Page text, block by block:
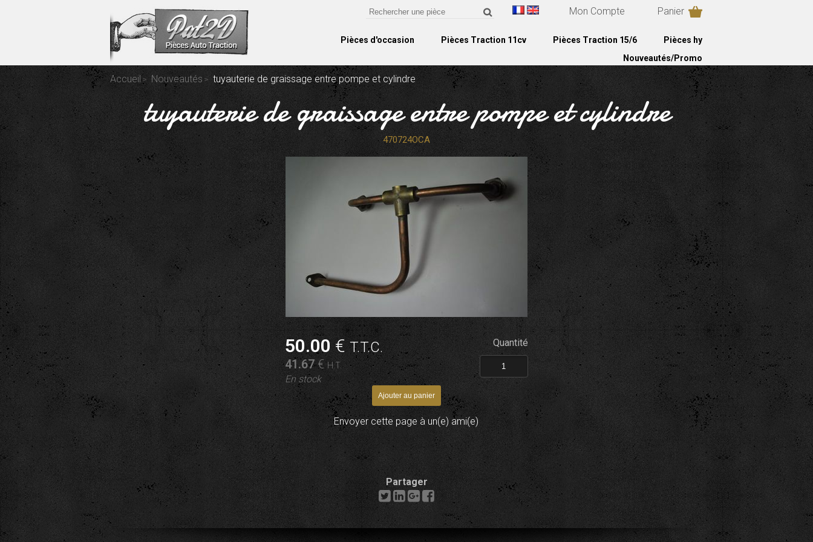
Mon Compte Panier
Pièces d'occasion Pièces Traction 11cv Pièces Traction 15/6
Pièces hy
Nouveautés/Promo
Accueil Nouveautés tuyauterie de graissage entre pompe et cylindre
tuyauterie de graissage entre pompe et cylindre
470724OCA
50.00 €T.T.C.
41.67€ H.T.
En stock
Quantité
Envoyer cette page à un(e) ami(e)
Partager